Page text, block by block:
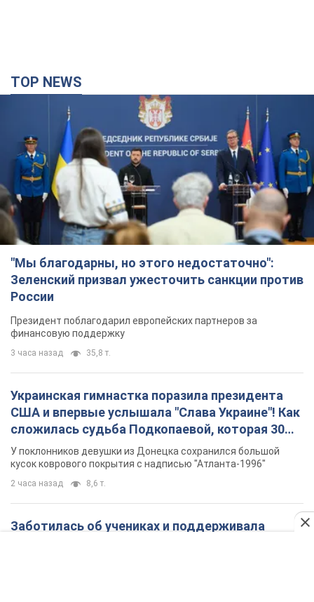
TOP NEWS
"Мы благодарны, но этого недостаточно":
Зеленский призвал ужесточить санкции против
России
Президент поблагодарил европейских партнеров за
финансовую поддержку
3 часа назад 35,8 т.
Украинская гимнастка поразила президента
США и впервые услышала "Слава Украине"! Как
сложилась судьба Подкопаевой, которая 30
лет назад завоевала "золото" Олимпиады
У поклонников девушки из Донецка сохранился большой
кусок коврового покрытия с надписью "Атланта-1996"
2 часа назад 8,6 т.
Заботилась об учениках и поддерживала